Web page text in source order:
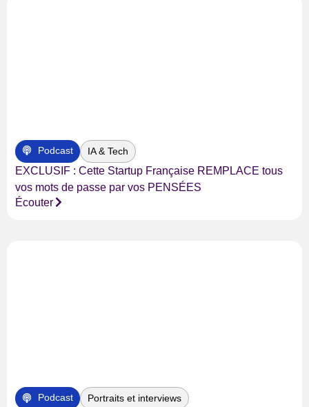
Podcast IA & Tech
EXCLUSIF : Cette Startup Française REMPLACE tous
vos mots de passe par vos PENSÉES
Écouter
Podcast Portraits et interviews